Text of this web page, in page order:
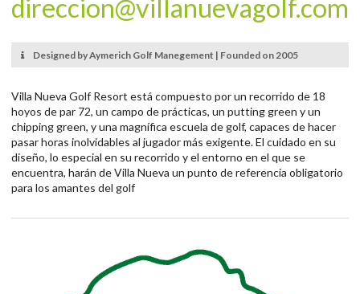
direccion@villanuevagolf.com
Designed by Aymerich Golf Manegement | Founded on 2005
Villa Nueva Golf Resort está compuesto por un recorrido de 18
hoyos de par 72, un campo de prácticas, un putting green y un
chipping green, y una magnífica escuela de golf, capaces de hacer
pasar horas inolvidables al jugador más exigente. El cuidado en su
diseño, lo especial en su recorrido y el entorno en el que se
encuentra, harán de Villa Nueva un punto de referencia obligatorio
para los amantes del golf